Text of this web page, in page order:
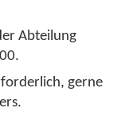
Abteilung
gerne